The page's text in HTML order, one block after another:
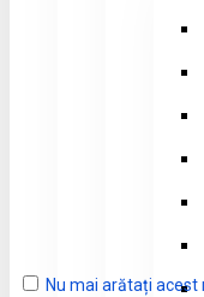
Nu mai arătați acest